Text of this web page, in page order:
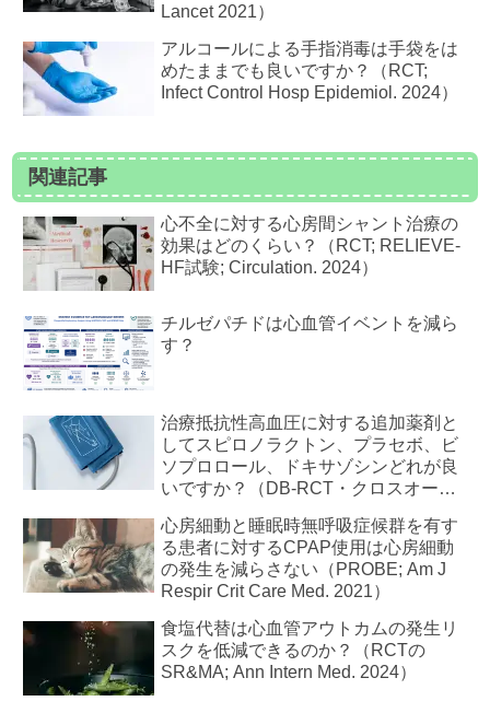
Lancet 2021）
アルコールによる手指消毒は手袋をは
めたままでも良いですか？（RCT;
Infect Control Hosp Epidemiol. 2024）
関連記事
心不全に対する心房間シャント治療の
効果はどのくらい？（RCT; RELIEVE-
HF試験; Circulation. 2024）
チルゼパチドは心血管イベントを減ら
す？
治療抵抗性高血圧に対する追加薬剤と
してスピロノラクトン、プラセボ、ビ
ソプロロール、ドキサゾシンどれが良
いですか？（DB-RCT・クロスオーバ
験; Lancet. 2015）
心房細動と睡眠時無呼吸症候群を有す
る患者に対するCPAP使用は心房細動
の発生を減らさない（PROBE; Am J
Respir Crit Care Med. 2021）
食塩代替は心血管アウトカムの発生リ
スクを低減できるのか？（RCTの
SR&MA; Ann Intern Med. 2024）